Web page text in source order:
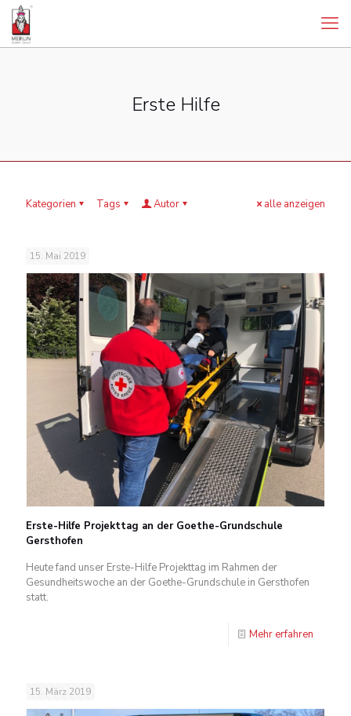
Erste Hilfe
Kategorien Tags Autor alle anzeigen
15. Mai 2019
Erste-Hilfe Projekttag an der Goethe-Grundschule
Gersthofen
Heute fand unser Erste-Hilfe Projekttag im Rahmen der
Gesundheitswoche an der Goethe-Grundschule in Gersthofen
statt.
Mehr erfahren
15. März 2019